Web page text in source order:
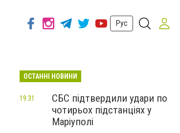
Рус
ОСТАННІ НОВИНИ
СБС підтвердили удари по
чотирьох підстанціях у
Маріуполі
19:31